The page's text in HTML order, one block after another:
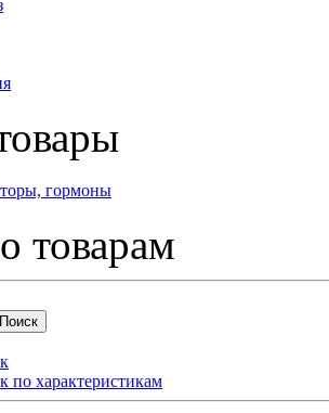
гормоны
товарам
по характеристикам